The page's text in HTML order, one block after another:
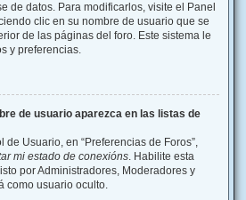
de datos. Para modificarlos, visite el Panel
clic en su nombre de usuario que se
de las páginas del foro. Este sistema le
y preferencias.
de usuario aparezca en las listas de
de Usuario, en “Preferencias de Foros”,
mi estado de conexións. Habilite esta
por Administradores, Moderadores y
como usuario oculto.